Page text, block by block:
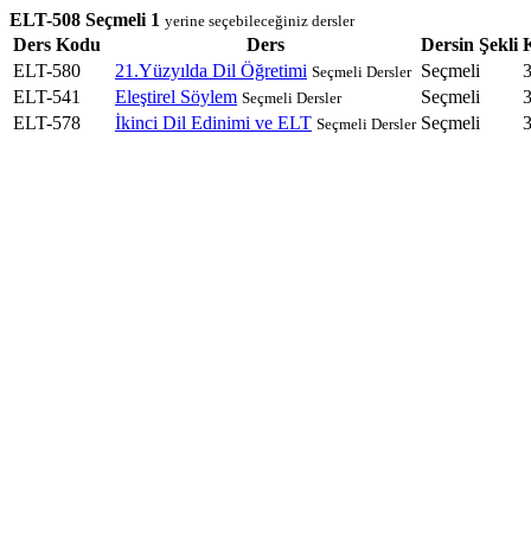
ELT-508 Seçmeli 1 yerine seçebileceğiniz dersler
Ders Kodu Ders Dersin Şekli
ELT-580
21.Yüzyılda Dil Öğretimi Seçmeli Dersler Seçmeli
ELT-541
Eleştirel Söylem Seçmeli Dersler Seçmeli
ELT-578
İkinci Dil Edinimi ve ELT Seçmeli Dersler Seçmeli